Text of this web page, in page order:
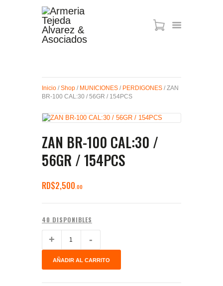
MUNICIONES
SABER TACTICAL
ACCESORIOS
Inicio / Shop / MUNICIONES / PERDIGONES / ZAN
BR-100 CAL:30 / 56GR / 154PCS
ZAN BR-100 CAL:30 /
56GR / 154PCS
RD$2,500 00
40 DISPONIBLES
AÑADIR AL CARRITO